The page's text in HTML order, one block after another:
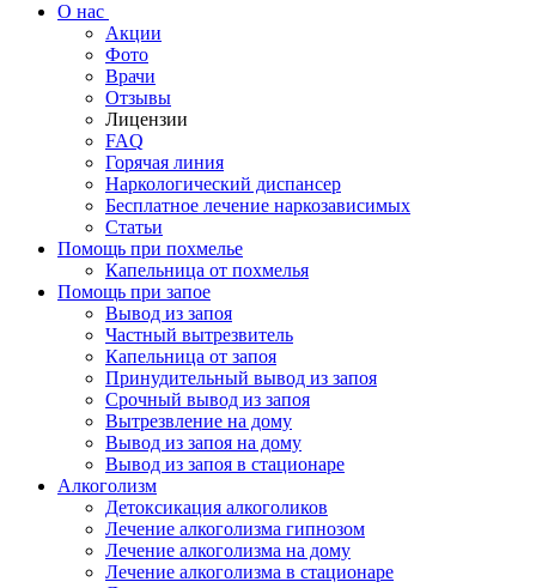
О нас
Акции
Фото
Врачи
Отзывы
Лицензии
FAQ
Горячая линия
Наркологический диспансер
Бесплатное лечение наркозависимых
Статьи
Помощь при похмелье
Капельница от похмелья
Помощь при запое
Вывод из запоя
Частный вытрезвитель
Капельница от запоя
Принудительный вывод из запоя
Срочный вывод из запоя
Вытрезвление на дому
Вывод из запоя на дому
Вывод из запоя в стационаре
Алкоголизм
Детоксикация алкоголиков
Лечение алкоголизма гипнозом
Лечение алкоголизма на дому
Лечение алкоголизма в стационаре